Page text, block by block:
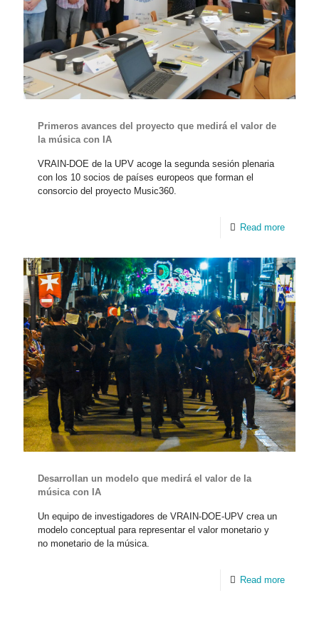
Primeros avances del proyecto que medirá el valor de
la música con IA
VRAIN-DOE de la UPV acoge la segunda sesión plenaria
con los 10 socios de países europeos que forman el
consorcio del proyecto Music360.
Read more
Desarrollan un modelo que medirá el valor de la
música con IA
Un equipo de investigadores de VRAIN-DOE-UPV crea un
modelo conceptual para representar el valor monetario y
no monetario de la música.
Read more